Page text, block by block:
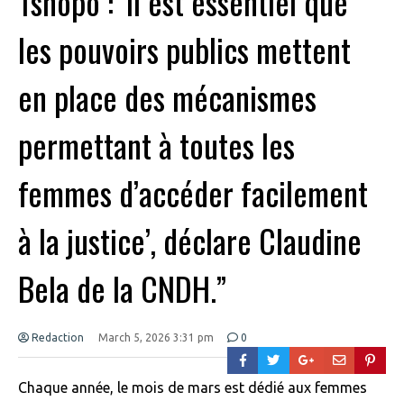
les pouvoirs publics mettent
en place des mécanismes
permettant à toutes les
femmes d’accéder facilement
à la justice’, déclare Claudine
Bela de la CNDH.”
Redaction March 5, 2026 3:31 pm 0
Chaque année, le mois de mars est dédié aux femmes